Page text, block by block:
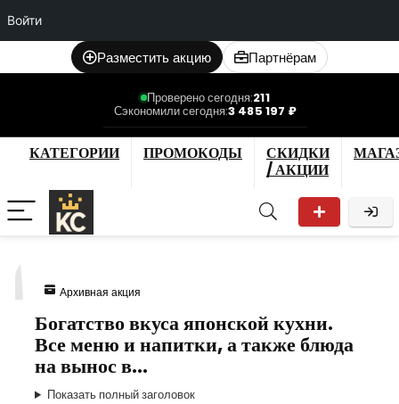
Войти
Разместить акцию Партнёрам
Проверено сегодня:211
Сэкономили сегодня:3 485 197 ₽
КАТЕГОРИИ ПРОМОКОДЫ
СКИДКИ
/ АКЦИИ
Архивная акция
Богатство вкуса японской кухни.
Все меню и напитки, а также блюда
на вынос в…
Показать полный заголовок